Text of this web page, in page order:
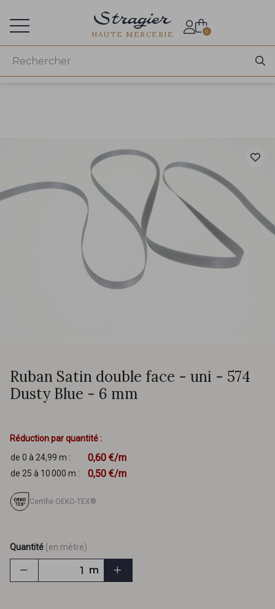
HAUTE MERCERIE 0
Ruban Satin double face - uni - 574
Dusty Blue - 6 mm
Réduction par quantité :
de 0 à 24,99 m :
0,60 €/m
de 25 à 10 000 m : 0,50 €/m
Certifié OEKO-TEX®
Quantité (en mètre)
m